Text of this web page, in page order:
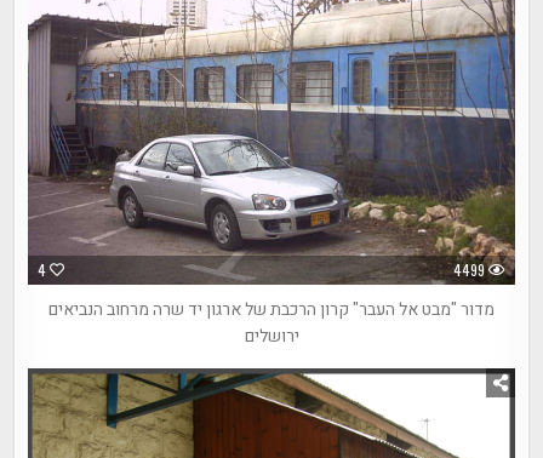
4 4499
מדור "מבט אל העבר" קרון הרכבת של ארגון יד שרה מרחוב הנביאים
ירושלים